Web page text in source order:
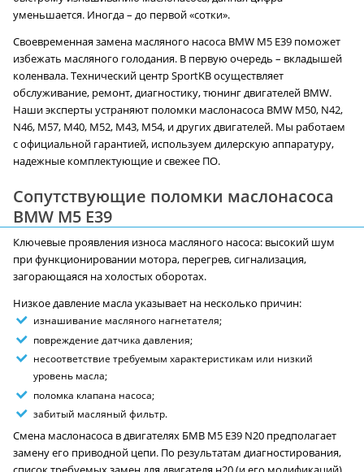
уменьшается. Иногда – до первой «сотки».
Своевременная замена масляного насоса BMW M5 E39 поможет
избежать масляного голодания. В первую очередь – вкладышей
коленвала. Технический центр SportKB осуществляет
обслуживание, ремонт, диагностику, тюнинг двигателей BMW.
Наши эксперты устраняют поломки маслонасоса BMW М50, N42,
N46, M57, М40, М52, M43, М54, и других двигателей. Мы работаем
с официальной гарантией, используем дилерскую аппаратуру,
надежные комплектующие и свежее ПО.
Сопутствующие поломки маслонасоса
BMW M5 E39
Ключевые проявления износа масляного насоса: высокий шум
при функционировании мотора, перегрев, сигнализация,
загорающаяся на холостых оборотах.
Низкое давление масла указывает на несколько причин:
изнашивание масляного нагнетателя;
повреждение датчика давления;
несоответствие требуемым характеристикам или низкий
уровень масла;
поломка клапана насоса;
забитый масляный фильтр.
Смена маслонасоса в двигателях БМВ M5 E39 N20 предполагает
замену его приводной цепи. По результатам диагностирования,